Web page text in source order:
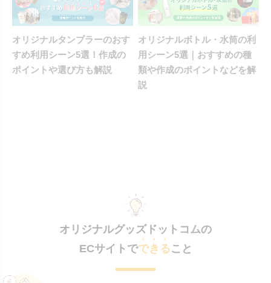
オリジナルタンブラーのおす
すめ利用シーン5選！作成の
ポイントや選び方も解説
オリジナルボトル・水筒の利
用シーン5選｜おすすめの種
類や作成のポイントなどを解
説
オリジナルグッズドットコムの
ECサイトでできること